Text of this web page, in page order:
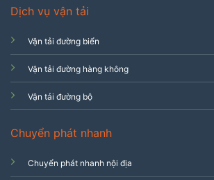
Dịch vụ vận tải
Vận tải đường biển
Vận tải đường hàng không
Vận tải đường bộ
Chuyển phát nhanh
Chuyển phát nhanh nội địa